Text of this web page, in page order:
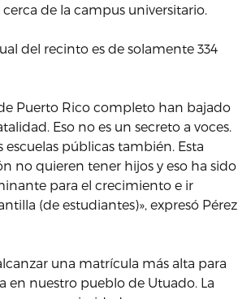
de la campus universitario.
del recinto es de solamente 334
Puerto Rico completo han bajado
Eso no es un secreto a voces.
escuelas públicas también. Esta
no quieren tener hijos y eso ha sido
para el crecimiento e ir
(de estudiantes)», expresó Pérez
una matrícula más alta para
en nuestro pueblo de Utuado. La